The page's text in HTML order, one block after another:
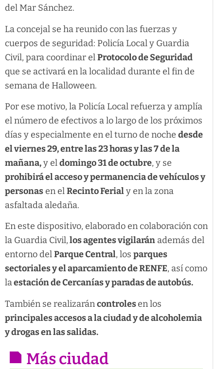
del Mar Sánchez.
La concejal se ha reunido con las fuerzas y
cuerpos de seguridad: Policía Local y Guardia
Civil, para coordinar elProtocolo de Seguridad
que se activará en la localidad durante el fin de
semana de Halloween.
Por ese motivo, la Policía Local refuerza y amplía
el número de efectivos a lo largo de los próximos
días y especialmente en el turno de noche desde
el viernes 29, entre las 23 horas y las 7 de la
mañana,y eldomingo 31 de octubre, y se
prohibirá el acceso y permanencia de vehículos y
personas en elRecinto Ferialy en la zona
asfaltada aledaña.
En este dispositivo, elaborado en colaboración con
la Guardia Civil,los agentes vigilarán además del
entorno delParque Central, los parques
sectoriales y el aparcamiento de RENFE, así como
laestación de Cercanías y paradas de autobús.
También se realizaráncontrolesen los
principales accesos a la ciudad y de alcoholemia
y drogas en las salidas.
Más ciudad